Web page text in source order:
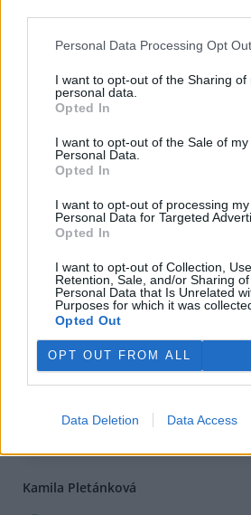
Personal Data Processing Opt
I want to opt-out of the Sharing of
personal data.
Opted In
I want to opt-out of the Sale of my
Personal Data.
Opted In
I want to opt-out of processing my
Personal Data for Targeted
Opted In
I want to opt-out of Collection, Use,
Retention, Sale, and/or Sharing
Personal Data that Is Unrelated
Purposes for which it was
Opted Out
OPT OUT FROM ALL
Data Deletion Data Access
různých místech v Praze.
Kamila Pletánková